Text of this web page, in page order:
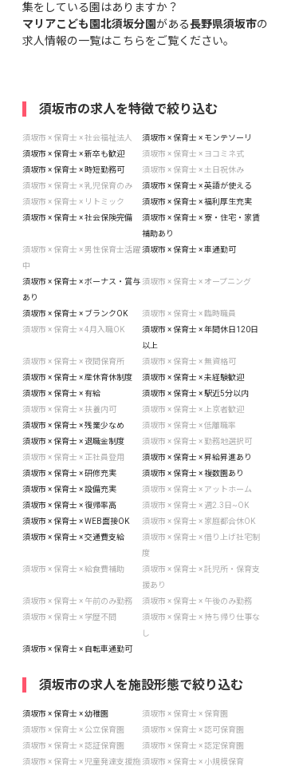
集をしている園はありますか？
マリアこども園北須坂分園がある長野県須坂市の
求人情報の一覧はこちらをご覧ください。
須坂市の求人を特徴で絞り込む
須坂市 × 保育士 × 社会福祉法人
須坂市 × 保育士 × モンテソーリ
須坂市 × 保育士 × 新卒も歓迎
須坂市 × 保育士 × ヨコミネ式
須坂市 × 保育士 × 時短勤務可
須坂市 × 保育士 × 土日祝休み
須坂市 × 保育士 × 乳児保育のみ
須坂市 × 保育士 × 英語が使える
須坂市 × 保育士 × リトミック
須坂市 × 保育士 × 福利厚生充実
須坂市 × 保育士 × 社会保険完備
須坂市 × 保育士 × 寮・住宅・家賃
補助あり
須坂市 × 保育士 × 男性保育士活躍
中
須坂市 × 保育士 × 車通勤可
須坂市 × 保育士 × ボーナス・賞与
あり
須坂市 × 保育士 × オープニング
須坂市 × 保育士 × ブランクOK
須坂市 × 保育士 × 臨時職員
須坂市 × 保育士 × 4月入職OK
須坂市 × 保育士 × 年間休日120日
以上
須坂市 × 保育士 × 夜間保育所
須坂市 × 保育士 × 無資格可
須坂市 × 保育士 × 産休育休制度
須坂市 × 保育士 × 未経験歓迎
須坂市 × 保育士 × 有給
須坂市 × 保育士 × 駅近5分以内
須坂市 × 保育士 × 扶養内可
須坂市 × 保育士 × 上京者歓迎
須坂市 × 保育士 × 残業少なめ
須坂市 × 保育士 × 低離職率
須坂市 × 保育士 × 退職金制度
須坂市 × 保育士 × 勤務地選択可
須坂市 × 保育士 × 正社員登用
須坂市 × 保育士 × 昇給昇進あり
須坂市 × 保育士 × 研修充実
須坂市 × 保育士 × 複数園あり
須坂市 × 保育士 × 設備充実
須坂市 × 保育士 × アットホーム
須坂市 × 保育士 × 復帰率高
須坂市 × 保育士 × 週2.3日~OK
須坂市 × 保育士 × WEB面接OK
須坂市 × 保育士 × 家庭都合休OK
須坂市 × 保育士 × 交通費支給
須坂市 × 保育士 × 借り上げ社宅制
度
須坂市 × 保育士 × 給食費補助
須坂市 × 保育士 × 託児所・保育支
援あり
須坂市 × 保育士 × 午前のみ勤務
須坂市 × 保育士 × 午後のみ勤務
須坂市 × 保育士 × 学歴不問
須坂市 × 保育士 × 持ち帰り仕事な
し
須坂市 × 保育士 × 自転車通勤可
須坂市の求人を施設形態で絞り込む
須坂市 × 保育士 × 幼稚園
須坂市 × 保育士 × 保育園
須坂市 × 保育士 × 公立保育園
須坂市 × 保育士 × 認可保育園
須坂市 × 保育士 × 認証保育園
須坂市 × 保育士 × 認定保育園
須坂市 × 保育士 × 児童発達支援施 須坂市 × 保育士 × 小規模保育